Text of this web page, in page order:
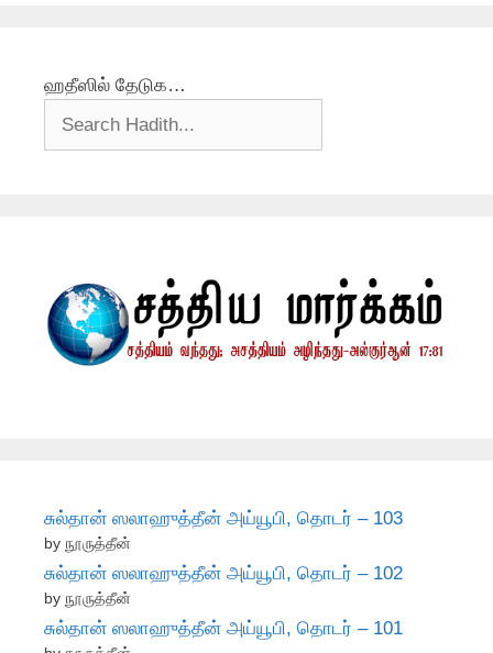
ஹதீஸில் தேடுக…
சுல்தான் ஸலாஹுத்தீன் அய்யூபி, தொடர் – 103
by நூருத்தீன்
சுல்தான் ஸலாஹுத்தீன் அய்யூபி, தொடர் – 102
by நூருத்தீன்
சுல்தான் ஸலாஹுத்தீன் அய்யூபி, தொடர் – 101